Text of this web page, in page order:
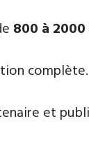
800 à
complète.
et